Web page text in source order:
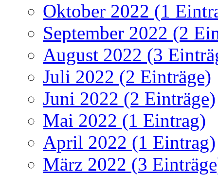
Oktober 2022 (1
September 2022 (2
August 2022 (3
Juli 2022 (2 Einträge)
Juni 2022 (2 Einträge)
Mai 2022 (1 Eintrag)
April 2022 (1 Eintrag)
März 2022 (3